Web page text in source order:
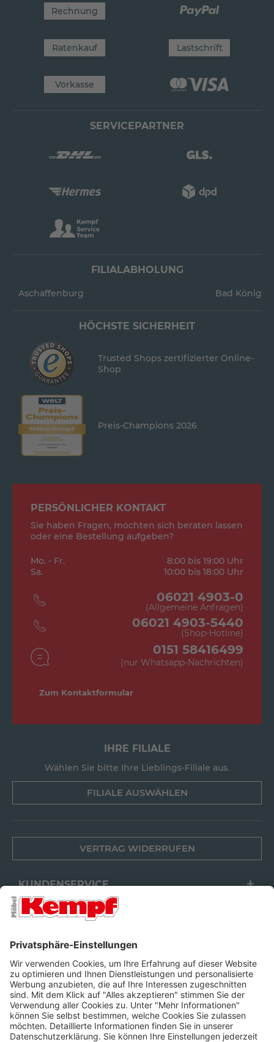
Rechnung
Ratenkauf Lastschrift
Vorkasse
SERVICEPARTNER
FILIALABHOLUNG
Aschaffenburg Bad König
HÖCHSTE SICHERHEIT
Trusted Shops zertifizierter Online-
Shop
Preis-Champions 2026
PERSÖNLICHER KONTAKT
Sie haben Fragen, möchten sich beraten lassen
oder eine Bestellung aufgeben?
Mo. - Fr.
8:00 bis 19:00 Uhr
Sa.
10:00 bis 18:00 Uhr
06021 4903-0
(Allgemeine Anfragen)
06021 4903-5440
(Shop-Hotline)
0151 58416499
(nur Whatsapp-Nachrichten)
Zum Kontaktformular
IHRE FILIALE
Wählen Sie bitte Ihre Lieblings-Filiale aus.
FILIALE AUSWÄHLEN
VERTRAG WIDERRUFEN
KUNDENSERVICE
FILIALEN
FOLGEN SIE UNS